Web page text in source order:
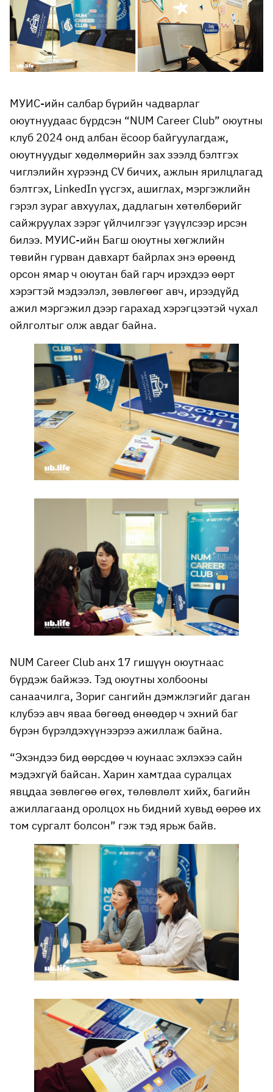
МУИС-ийн салбар бүрийн чадварлаг
оюутнуудаас бүрдсэн “NUM Career Club” оюутны
клуб 2024 онд албан ёсоор байгуулагдаж,
оюутнуудыг хөдөлмөрийн зах зээлд бэлтгэх
чиглэлийн хүрээнд CV бичих, ажлын ярилцлагад
бэлтгэх, LinkedIn үүсгэх, ашиглах, мэргэжлийн
гэрэл зураг авхуулах, дадлагын хөтөлбөрийг
сайжруулах зэрэг үйлчилгээг үзүүлсээр ирсэн
билээ. МУИС-ийн Багш оюутны хөгжлийн
төвийн гурван давхарт байрлах энэ өрөөнд
орсон ямар ч оюутан бай гарч ирэхдээ өөрт
хэрэгтэй мэдээлэл, зөвлөгөөг авч, ирээдүйд
ажил мэргэжил дээр гарахад хэрэгцээтэй чухал
ойлголтыг олж авдаг байна.
NUM Career Club анх 17 гишүүн оюутнаас
бүрдэж байжээ. Тэд оюутны холбооны
санаачилга, Зориг сангийн дэмжлэгийг даган
клубээ авч яваа бөгөөд өнөөдөр ч эхний баг
бүрэн бүрэлдэхүүнээрээ ажиллаж байна.
“Эхэндээ бид өөрсдөө ч юунаас эхлэхээ сайн
мэдэхгүй байсан. Харин хамтдаа суралцах
явцдаа зөвлөгөө өгөх, төлөвлөлт хийх, багийн
ажиллагаанд оролцох нь бидний хувьд өөрөө их
том сургалт болсон” гэж тэд ярьж байв.